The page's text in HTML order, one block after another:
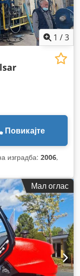
1 /3
Повикајте
изградба: 2006,
Мал оглас